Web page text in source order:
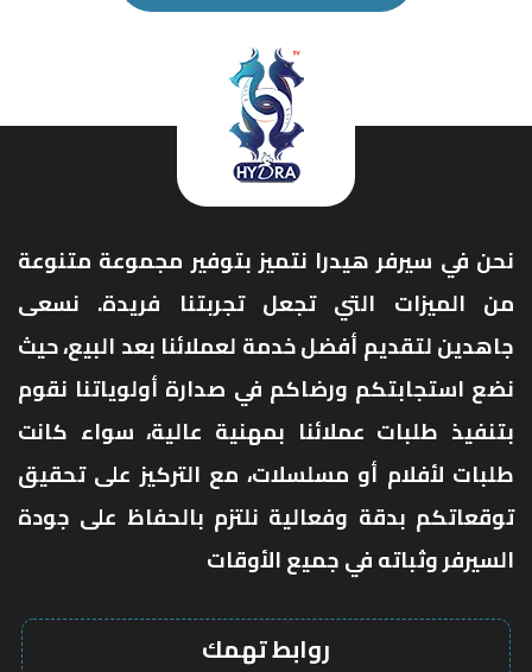
نحن في سيرفر هيدرا نتميز بتوفير مجموعة متنوعة
من الميزات التي تجعل تجربتنا فريدة. نسعى
جاهدين لتقديم أفضل خدمة لعملائنا بعد البيع، حيث
نضع استجابتكم ورضاكم في صدارة أولوياتنا نقوم
بتنفيذ طلبات عملائنا بمهنية عالية، سواء كانت
طلبات لأفلام أو مسلسلات، مع التركيز على تحقيق
توقعاتكم بدقة وفعالية نلتزم بالحفاظ على جودة
السيرفر وثباته في جميع الأوقات
روابط تهمك